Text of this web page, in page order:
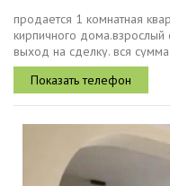
продается 1 комнатная
кирпичного дома.взрослый
выход на сделку. вся
6,4 кв.м просторная
3,7...